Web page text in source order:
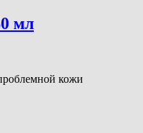
мл
кожи